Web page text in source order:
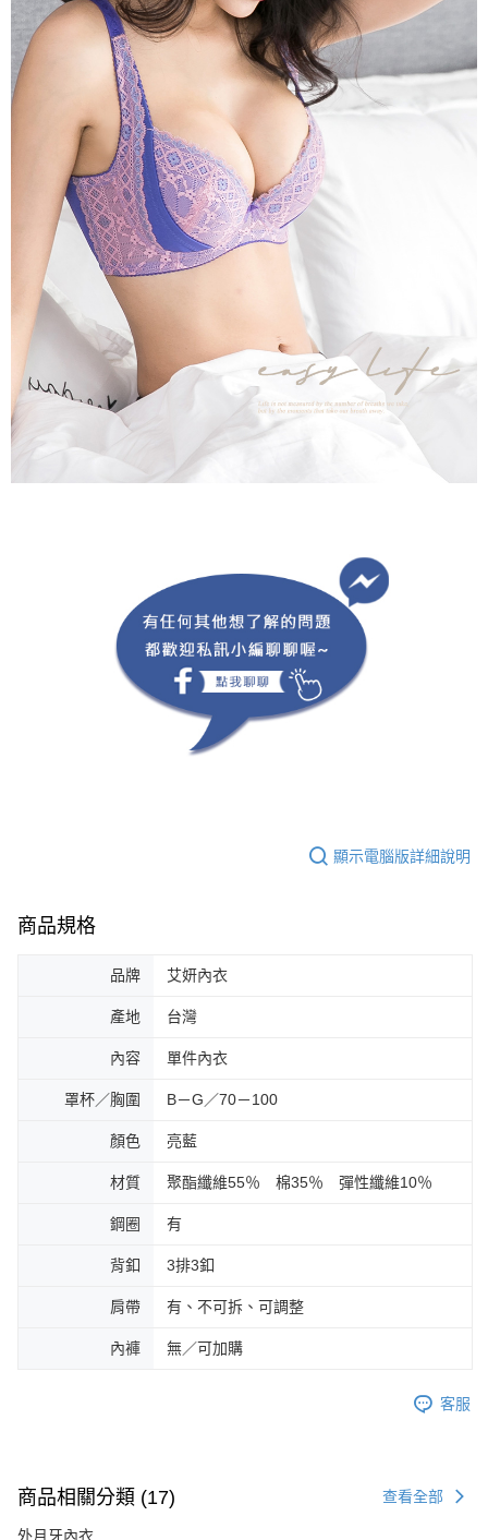
顯示電腦版詳細說明
商品規格
品牌 艾妍內衣
產地 台灣
內容 單件內衣
罩杯／胸圍 B－G／70－100
顏色 亮藍
材質 聚酯纖維55％ 棉35％ 彈性纖維10％
鋼圈 有
背釦 3排3釦
肩帶 有、不可拆、可調整
內褲 無／可加購
客服
商品相關分類 (17) 查看全部
外月牙內衣